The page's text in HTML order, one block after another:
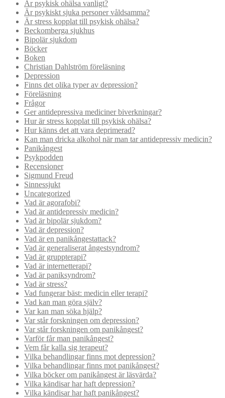
Är psykisk ohälsa vanligt?
Är psykiskt sjuka personer våldsamma?
Är stress kopplat till psykisk ohälsa?
Beckomberga sjukhus
Bipolär sjukdom
Böcker
Boken
Christian Dahlström föreläsning
Depression
Finns det olika typer av depression?
Föreläsning
Frågor
Ger antidepressiva mediciner biverkningar?
Hur är stress kopplat till psykisk ohälsa?
Hur känns det att vara deprimerad?
Kan man dricka alkohol när man tar antidepressiv medicin?
Panikångest
Psykpodden
Recensioner
Sigmund Freud
Sinnessjukt
Uncategorized
Vad är agorafobi?
Vad är antidepressiv medicin?
Vad är bipolär sjukdom?
Vad är depression?
Vad är en panikångestattack?
Vad är generaliserat ångestsyndrom?
Vad är gruppterapi?
Vad är internetterapi?
Vad är paniksyndrom?
Vad är stress?
Vad fungerar bäst: medicin eller terapi?
Vad kan man göra själv?
Var kan man söka hjälp?
Var står forskningen om depression?
Var står forskningen om panikångest?
Varför får man panikångest?
Vem får kalla sig terapeut?
Vilka behandlingar finns mot depression?
Vilka behandlingar finns mot panikångest?
Vilka böcker om panikångest är läsvärda?
Vilka kändisar har haft depression?
Vilka kändisar har haft panikångest?